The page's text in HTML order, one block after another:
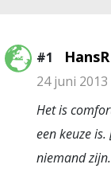
#1 HansR
24 juni 2013
Het is
een keuze
niemand zijn.